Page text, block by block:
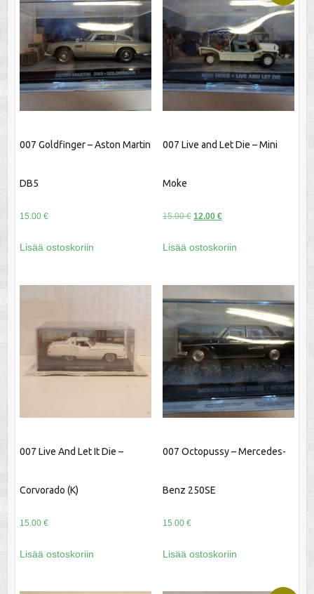
007 Goldfinger – Aston Martin
DB5
15.00 €
Lisää ostoskoriin
007 Live and Let Die – Mini
Moke
15.00€ Alkuperäinen
oli:
12.00 €Nykyinen
on:
Lisää ostoskoriin
007 Live And Let It Die –
Corvorado (K)
15.00 €
Lisää ostoskoriin
007 Octopussy – Mercedes-
Benz 250SE
15.00 €
Lisää ostoskoriin